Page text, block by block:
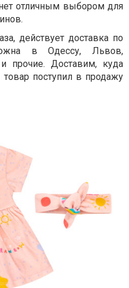
отличным выбором для
действует доставка по
в Одессу, Львов,
прочие. Доставим, куда
поступил в продажу